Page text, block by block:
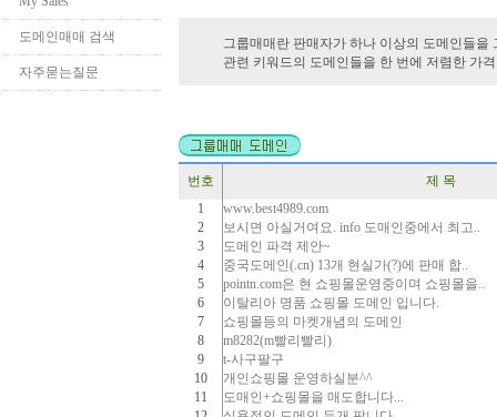
도메인매매 검색
자주묻는질문
그룹매매란 판매자가 하나 이상의 도메인들
관련 키워드의 도메인들을 한 번에 저렴한 가
번호
제 목
1
www.best4989.com
2
보시면 아실거여요. info 도매인중에서 최고..
3
도메인 파격 제안~
4
중국도메인(.cn) 13개 현실가(?)에 판매 합..
5
pointn.com은 현 쇼핑몰운영중이며 쇼핑몰을..
6
이탈리아 명품 쇼핑몰 도메인 입니다.
7
쇼핑몰등의 마켓개념의 도메인
8
m8282(m빨리빨리)
9
t-사구팔구
10
개인쇼핑몰 운영하실분^^
11
도매인+쇼핑몰을 매도합니다...